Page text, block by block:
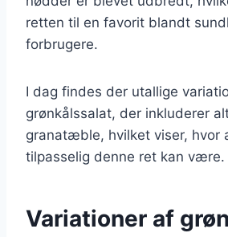
retten til en favorit blandt
forbrugere.
I dag findes der utallige
grønkålssalat, der inkluderer
granatæble, hvilket viser, hvor
tilpasselig denne ret kan være.
Variationer af